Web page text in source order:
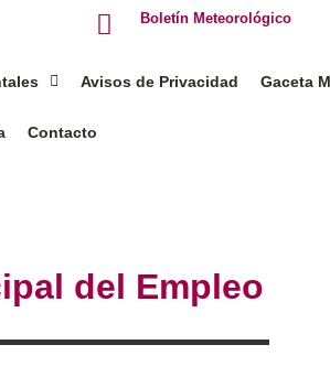
Boletín Meteorológico
Avisos de Privacidad Gaceta
Contacto
del Empleo